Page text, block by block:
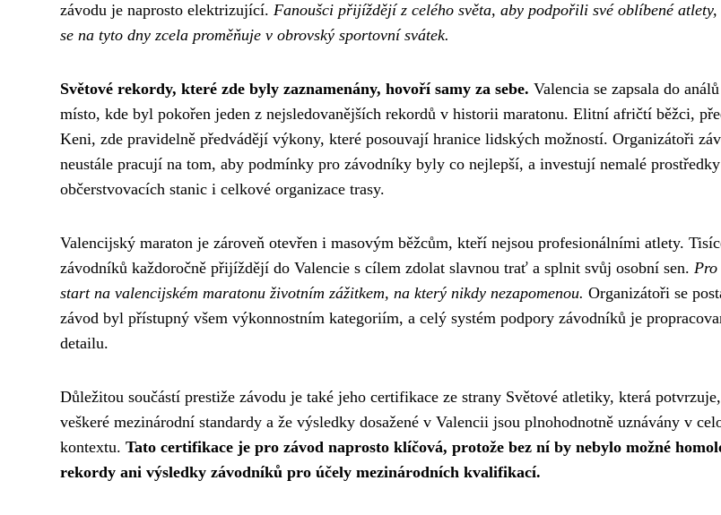
závodu je naprosto elektrizující. Fanoušci přijíždějí z celého světa, aby podpořili své oblíbené atlety,
se na tyto dny zcela proměňuje v obrovský sportovní svátek.
Světové rekordy, které zde byly zaznamenány, hovoří samy za sebe. Valencia se zapsala do
místo, kde byl pokořen jeden z nejsledovanějších rekordů v historii maratonu. Elitní afričtí běžci,
Keni, zde pravidelně předvádějí výkony, které posouvají hranice lidských možností. Organizátoři
neustále pracují na tom, aby podmínky pro závodníky byly co nejlepší, a investují nemalé
občerstvovacích stanic i celkové organizace trasy.
Valencijský maraton je zároveň otevřen i masovým běžcům, kteří nejsou profesionálními atlety.
závodníků každoročně přijíždějí do Valencie s cílem zdolat slavnou trať a splnit svůj osobní sen. Pro
start na valencijském maratonu životním zážitkem, na který nikdy nezapomenou. Organizátoři se
závod byl přístupný všem výkonnostním kategoriím, a celý systém podpory závodníků je
detailu.
Důležitou součástí prestiže závodu je také jeho certifikace ze strany Světové atletiky, která
veškeré mezinárodní standardy a že výsledky dosažené v Valencii jsou plnohodnotně uznávány v
kontextu. Tato certifikace je pro závod naprosto klíčová, protože bez ní by nebylo možné
rekordy ani výsledky závodníků pro účely mezinárodních kvalifikací.